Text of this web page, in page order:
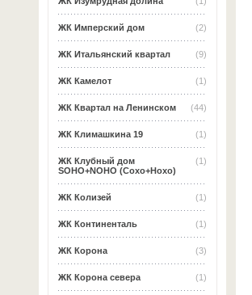
(2)
ЖК Имперский дом
(9)
ЖК Итальянский квартал
(1)
ЖК Камелот
(44)
ЖК Квартал на Ленинском
(1)
ЖК Климашкина 19
(1)
ЖК Клубный дом
SOHO+NOHO (Сохо+Нохо)
(1)
ЖК Колизей
(1)
ЖК Континенталь
(3)
ЖК Корона
(1)
ЖК Корона севера